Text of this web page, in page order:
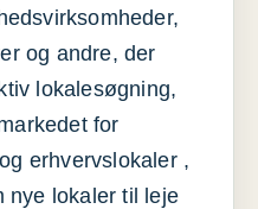
og andre, der
lokalesøgning,
for
erhvervslokaler ,
nye lokaler til leje